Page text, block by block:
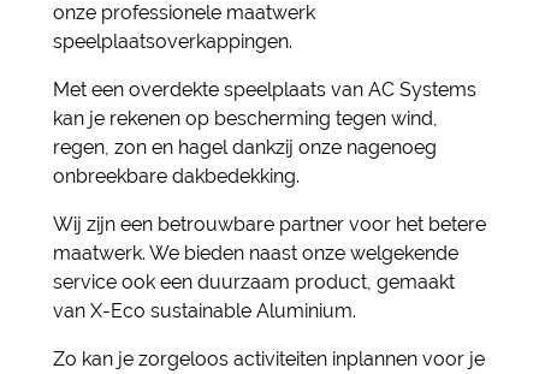
onze professionele maatwerk
speelplaatsoverkappingen.
Met een overdekte speelplaats van AC Systems
kan je rekenen op bescherming tegen wind,
regen, zon en hagel dankzij onze nagenoeg
onbreekbare dakbedekking.
Wij zijn een betrouwbare partner voor het betere
maatwerk. We bieden naast onze welgekende
service ook een duurzaam product, gemaakt
van X-Eco sustainable Aluminium.
Zo kan je zorgeloos activiteiten inplannen voor je